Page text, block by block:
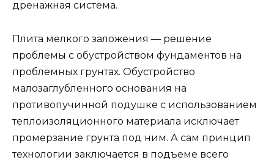
дренажная система.
Плита мелкого заложения — решение
проблемы с обустройством фундаментов на
проблемных грунтах. Обустройство
малозаглубленного основания на
противопучинной подушке с использованием
теплоизоляционного материала исключает
промерзание грунта под ним. А сам принцип
технологии заключается в подъеме всего